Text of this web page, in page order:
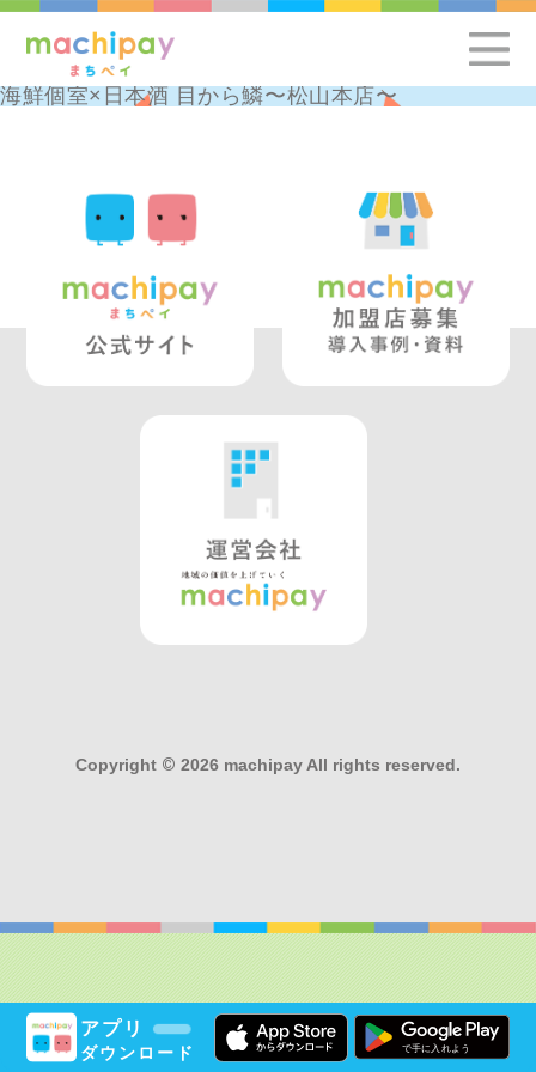
アプリ
ダウンロード
海鮮個室×日本酒 目から鱗〜松山本店〜
Copyright © 2026 machipay All rights reserved.